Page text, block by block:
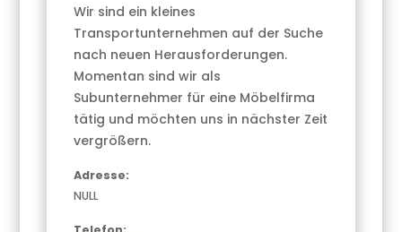
Wir sind ein kleines
Transportunternehmen auf der Suche
nach neuen Herausforderungen.
Momentan sind wir als
Subunternehmer für eine Möbelfirma
tätig und möchten uns in nächster Zeit
vergrößern.
Adresse:
NULL